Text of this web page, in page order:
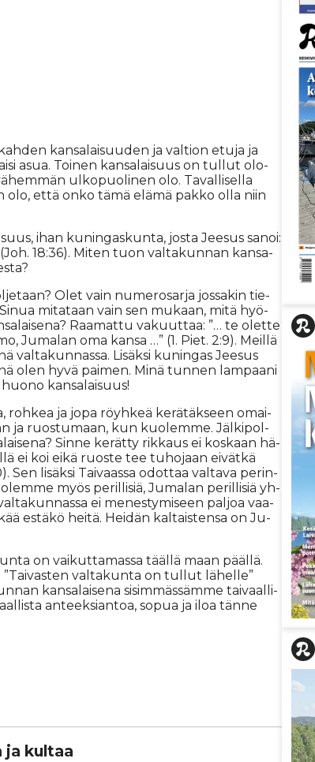
kan­sa­lai­suu­den ja val­ti­on etu­ja ja
asua. Toi­nen kan­sa­lai­suus on tul­lut olo­
ul­ko­puo­li­nen olo. Ta­val­li­sel­la
et­tä on­ko tämä elä­mä pak­ko ol­la niin
ihan ku­nin­gas­kun­ta, jos­ta Jee­sus sa­noi:
18:36). Mi­ten tuon val­ta­kun­nan kan­sa­
Olet vain nu­me­ro­sar­ja jos­sa­kin tie­
mi­ta­taan vain sen mu­kaan, mitä hyö­
Raa­mat­tu va­kuut­taa: ”… te olet­te
Ju­ma­lan oma kan­sa …” (1. Piet. 2:9). Meil­lä
val­ta­kun­nas­sa. Li­säk­si ku­nin­gas Jee­sus
olen hyvä pai­men. Minä tun­nen lam­paa­ni
kan­sa­lai­suus!
roh­kea ja jopa röyh­keä ke­rä­täk­seen omai­
ja ruos­tu­maan, kun kuo­lem­me. Jäl­ki­pol­
Sin­ne ke­rät­ty rik­kaus ei kos­kaan hä­
ei koi ei­kä ruos­te tee tu­ho­jaan ei­vät­kä
Sen li­säk­si Tai­vaas­sa odot­taa val­ta­va pe­rin­
myös pe­ril­li­siä, Ju­ma­lan pe­ril­li­siä yh­
ei me­nes­ty­mi­seen pal­joa vaa­
es­tä­kö hei­tä. Hei­dän kal­tais­ten­sa on Ju­
on vai­kut­ta­mas­sa tääl­lä maan pääl­lä.
”Tai­vas­ten val­ta­kun­ta on tul­lut lä­hel­le”
kan­sa­lai­se­na si­sim­mäs­säm­me tai­vaal­li­
an­teek­si­an­toa, so­pua ja iloa tän­ne
ja kultaa